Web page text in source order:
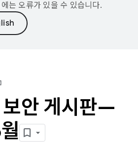
는 오류가 있을 수 있습니다.
안 게시판—